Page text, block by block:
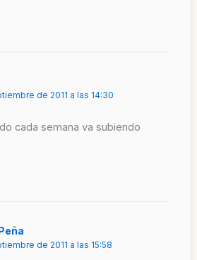
de 2011 a las 14:30
cada semana va subiendo
de 2011 a las 15:58